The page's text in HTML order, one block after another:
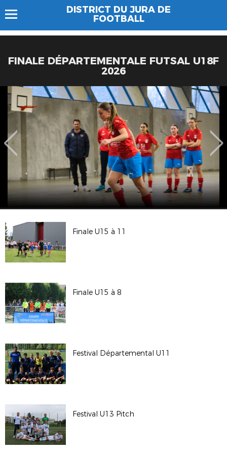
DISTRICT DU JURA DE
FOOTBALL
FINALE DÉPARTEMENTALE FUTSAL U18F
2026
Finale U15 à 11
Finale U15 à 8
Festival Départemental U11
Festival U13 Pitch